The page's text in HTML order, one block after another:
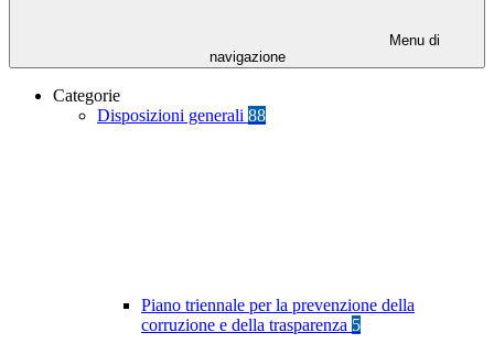
Menu di
navigazione
Categorie
Disposizioni generali 88
Piano triennale per la prevenzione della
corruzione e della trasparenza 5